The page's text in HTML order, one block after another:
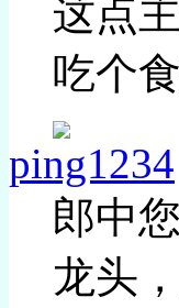
这点
吃个
ping1234
郎中
龙头